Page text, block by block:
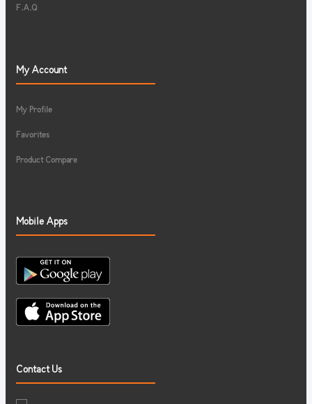
F.A.Q
My Account
My Profile
Favorites
Product Compare
Mobile Apps
Contact Us